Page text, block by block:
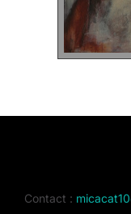
Contact :